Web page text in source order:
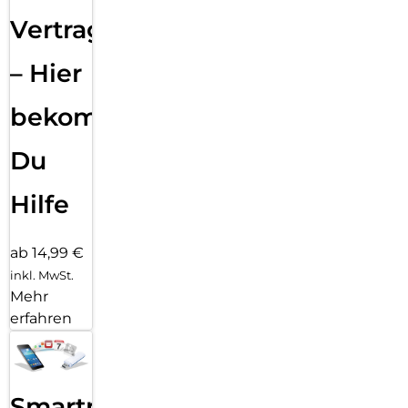
Vertragsabwicklung
– Hier
bekommst
Du
Hilfe
ab 14,99 €
inkl. MwSt.
Mehr
erfahren